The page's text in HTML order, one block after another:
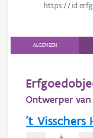
Thema
Persoon of collectief
Downloads
Hergebruik
https://
ALGEMEEN
Ontwerper van
't Visschers